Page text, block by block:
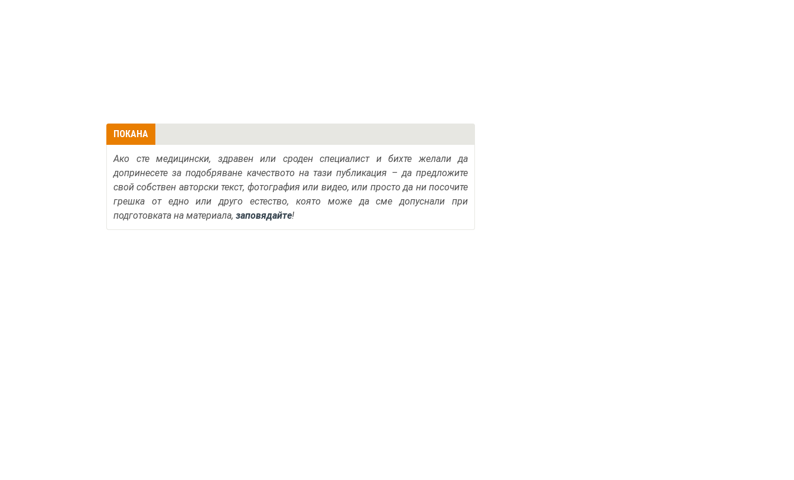
ПОКАНА
Ако сте медицински, здравен или сроден специалист и бихте желали да
допринесете за подобряване качеството на тази публикация – да предложите
свой собствен авторски текст, фотография или видео, или просто да ни посочите
грешка от едно или друго естество, която може да сме допуснали при
подготовката на материала, заповядайте!